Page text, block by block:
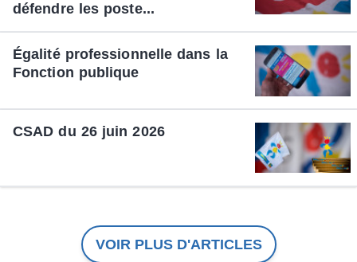
défendre les poste...
Égalité professionnelle dans la
Fonction publique
CSAD du 26 juin 2026
VOIR PLUS D'ARTICLES